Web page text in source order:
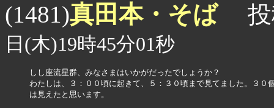
(1481)真田本・そば 投
日(木)19時45分01秒
しし座流星群、みなさまはいかがだったでしょうか？
わたしは、３：００頃に起きて、５：３０頃まで見てました。３０
は見えたと思います。